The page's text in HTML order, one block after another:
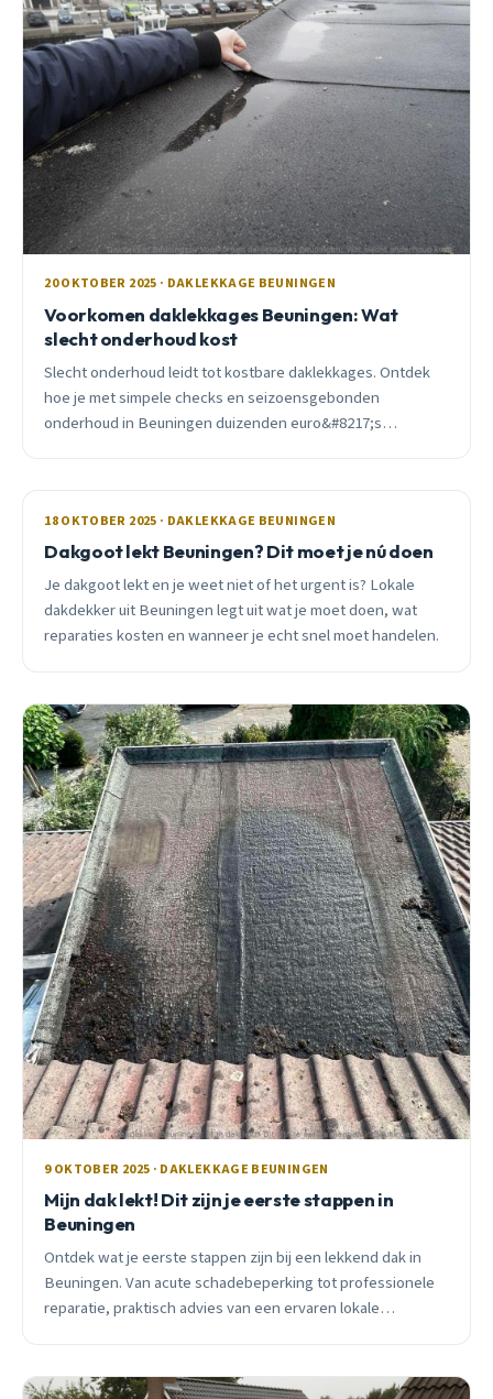
20 OKTOBER 2025 · DAKLEKKAGE BEUNINGEN
Voorkomen daklekkages Beuningen: Wat
slecht onderhoud kost
Slecht onderhoud leidt tot kostbare daklekkages. Ontdek
hoe je met simpele checks en seizoensgebonden
onderhoud in Beuningen duizenden euro&#8217;s
18 OKTOBER 2025 · DAKLEKKAGE BEUNINGEN
Dakgoot lekt Beuningen? Dit moet je nú doen
Je dakgoot lekt en je weet niet of het urgent is? Lokale
dakdekker uit Beuningen legt uit wat je moet doen, wat
reparaties kosten en wanneer je echt snel moet handelen.
9 OKTOBER 2025 · DAKLEKKAGE BEUNINGEN
Mijn dak lekt! Dit zijn je eerste stappen in
Beuningen
Ontdek wat je eerste stappen zijn bij een lekkend dak in
Beuningen. Van acute schadebeperking tot professionele
reparatie, praktisch advies van een ervaren lokale